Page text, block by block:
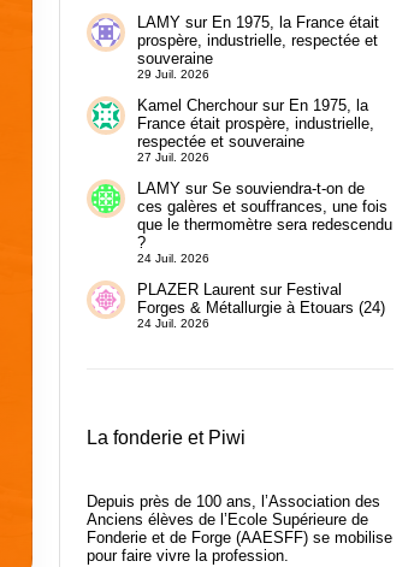
LAMYsur En 1975, la France était
prospère, industrielle, respectée et
souveraine
29 Juil. 2026
Kamel Cherchoursur En 1975, la
France était prospère, industrielle,
respectée et souveraine
27 Juil. 2026
LAMYsur Se souviendra-t-on de
ces galères et souffrances, une fois
que le thermomètre sera redescendu
?
24 Juil. 2026
PLAZER Laurentsur Festival
Forges & Métallurgie à Etouars (24)
24 Juil. 2026
La fonderie et Piwi
Depuis près de 100 ans, l’Association des
Anciens élèves de l’Ecole Supérieure de
Fonderie et de Forge (AAESFF) se mobilise
pour faire vivre la profession.